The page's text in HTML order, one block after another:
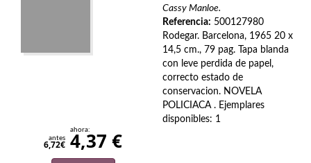
Ensayo literario
Cassy Manloe.
Referencia: 500127980
Rodegar. Barcelona, 1965 20 x
14,5 cm., 79 pag. Tapa blanda
con leve perdida de papel,
correcto estado de
conservacion. NOVELA
POLICIACA . Ejemplares
disponibles: 1
antes
6,72€
ahora:
4,37 €